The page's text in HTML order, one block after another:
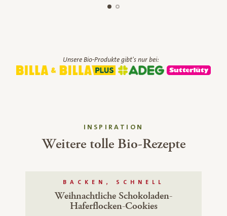
Unsere Bio-Produkte gibt's nur bei:
INSPIRATION
Weitere tolle Bio-Rezepte
BACKEN, SCHNELL
Weihnachtliche Schokoladen-
Haferflocken-Cookies